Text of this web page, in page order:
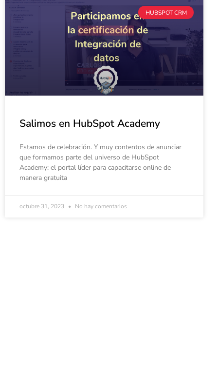
HUBSPOT CRM
Salimos en HubSpot Academy
Estamos de celebración. Y muy contentos de anunciar
que formamos parte del universo de HubSpot
Academy: el portal líder para capacitarse online de
manera gratuita
octubre 31, 2023 No hay comentarios
HUBSPOT
CRM